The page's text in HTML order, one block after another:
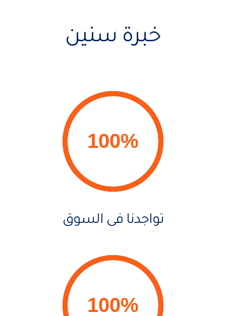
خبرة سنين
تواجدنا فى السوق